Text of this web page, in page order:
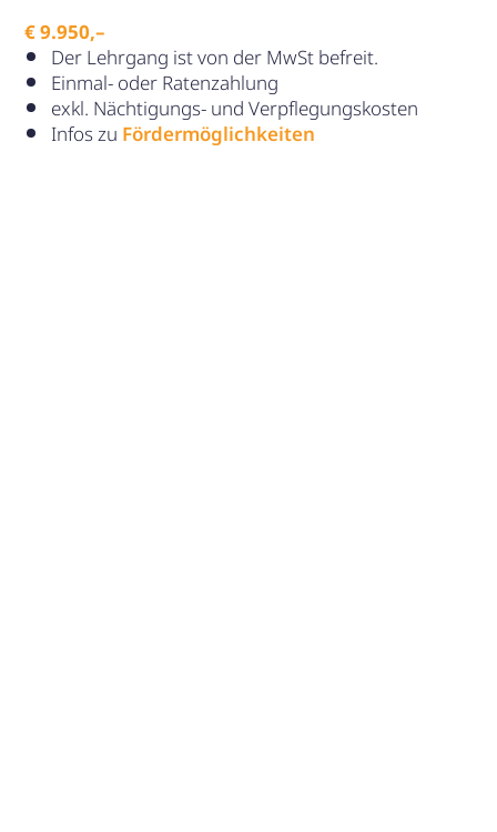
€ 9.950,–
Der Lehrgang ist von der MwSt befreit.
Einmal- oder Ratenzahlung
exkl. Nächtigungs- und Verpflegungskosten
Infos zuFördermöglichkeiten